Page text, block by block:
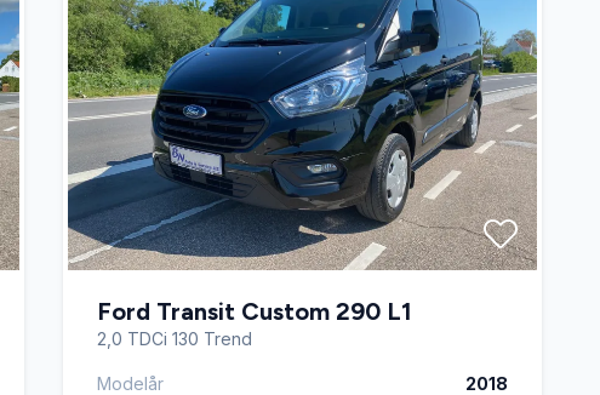
Ford Transit Custom 290 L1
2,0 TDCi 130 Trend
Modelår 2018